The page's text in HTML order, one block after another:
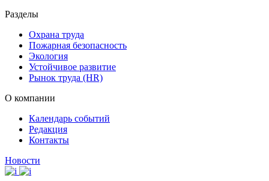
Разделы
Охрана труда
Пожарная безопасность
Экология
Устойчивое развитие
Рынок труда (HR)
О компании
Календарь событий
Редакция
Контакты
Новости